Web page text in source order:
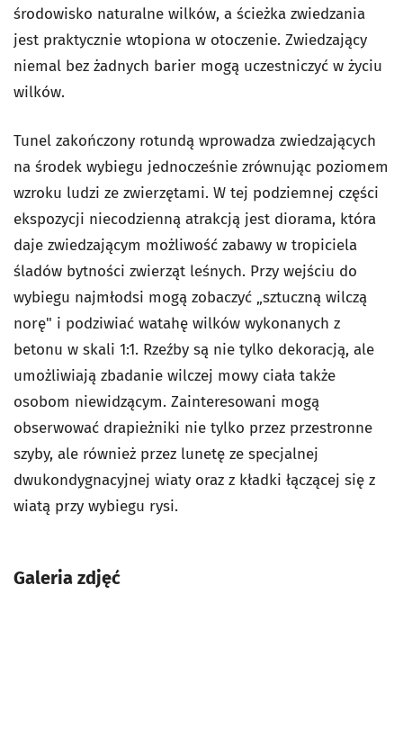
środowisko naturalne wilków, a ścieżka zwiedzania
jest praktycznie wtopiona w otoczenie. Zwiedzający
niemal bez żadnych barier mogą uczestniczyć w życiu
wilków.
Tunel zakończony rotundą wprowadza zwiedzających
na środek wybiegu jednocześnie zrównując poziomem
wzroku ludzi ze zwierzętami. W tej podziemnej części
ekspozycji niecodzienną atrakcją jest diorama, która
daje zwiedzającym możliwość zabawy w tropiciela
śladów bytności zwierząt leśnych. Przy wejściu do
wybiegu najmłodsi mogą zobaczyć „sztuczną wilczą
norę" i podziwiać watahę wilków wykonanych z
betonu w skali 1:1. Rzeźby są nie tylko dekoracją, ale
umożliwiają zbadanie wilczej mowy ciała także
osobom niewidzącym. Zainteresowani mogą
obserwować drapieżniki nie tylko przez przestronne
szyby, ale również przez lunetę ze specjalnej
dwukondygnacyjnej wiaty oraz z kładki łączącej się z
wiatą przy wybiegu rysi.
Galeria zdjęć